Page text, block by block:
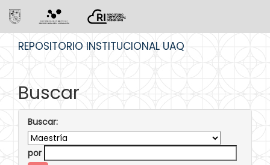
REPOSITORIO INSTITUCIONAL UAQ
Buscar
Buscar:
por